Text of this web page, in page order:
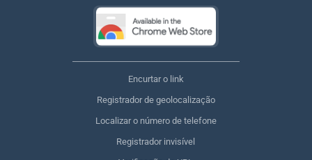
Encurtar o link
Registrador de geolocalização
Localizar o número de telefone
Registrador invisível